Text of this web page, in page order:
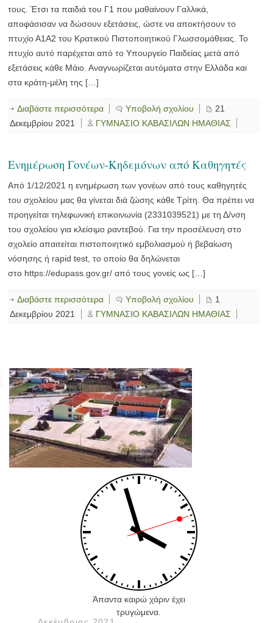
τους. Έτσι τα παιδιά του Γ1 που μαθαίνουν Γαλλικά,
αποφάσισαν να δώσουν εξετάσεις, ώστε να αποκτήσουν το
πτυχίο Α1Α2 του Κρατικού Πιστοποιητικού Γλωσσομάθειας. Το
πτυχίο αυτό παρέχεται από το Υπουργείο Παιδείας μετά από
εξετάσεις κάθε Μάιο. Αναγνωρίζεται αυτόματα στην Ελλάδα και
στα κράτη-μέλη της […]
Διαβάστε περισσότερα Υποβολή σχολίου
21
Δεκεμβρίου 2021
ΓΥΜΝΑΣΙΟ ΚΑΒΑΣΙΛΩΝ ΗΜΑΘΙΑΣ
Ενημέρωση Γονέων-Κηδεμόνων από Καθηγητές
Από 1/12/2021 η ενημέρωση των γονέων από τους καθηγητές
του σχολείου μας θα γίνεται διά ζώσης κάθε Τρίτη. Θα πρέπει να
προηγείται τηλεφωνική επικοινωνία (2331039521) με τη Δ/νση
του σχολείου για κλείσιμο ραντεβού. Για την προσέλευση στο
σχολείο απαιτείται πιστοποιητικό εμβολιασμού ή βεβαίωση
νόσησης ή rapid test, το οποίο θα δηλώνεται
στο https://edupass.gov.gr/ από τους γονείς ως […]
Διαβάστε περισσότερα Υποβολή σχολίου
1
Δεκεμβρίου 2021
ΓΥΜΝΑΣΙΟ ΚΑΒΑΣΙΛΩΝ ΗΜΑΘΙΑΣ
Άπαντα καιρώ χάριν έχει
τρυγώμενα.